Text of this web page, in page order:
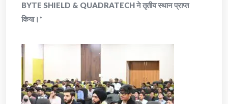
BYTE SHIELD & QUADRATECH ने तृतीय स्थान प्राप्त
किया।*